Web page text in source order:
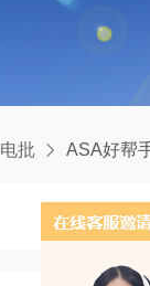
电批 ASA好帮手